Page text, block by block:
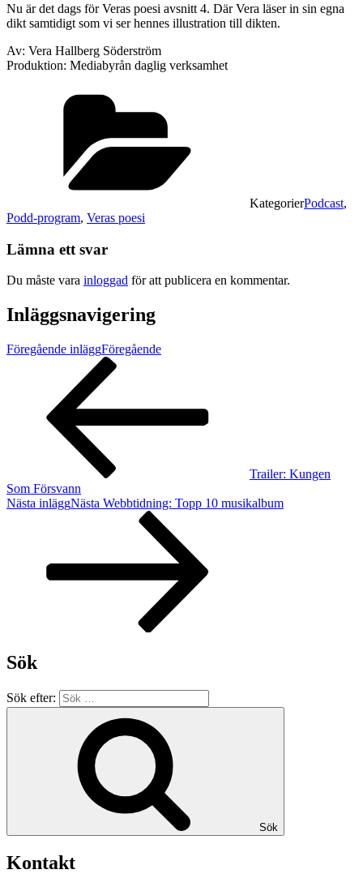
Nu är det dags för Veras poesi avsnitt 4. Där Vera läser in sin egna
dikt samtidigt som vi ser hennes illustration till dikten.
Av: Vera Hallberg Söderström
Produktion: Mediabyrån daglig verksamhet
KategorierPodcast,
Podd-program, Veras poesi
Lämna ett svar
Du måste vara inloggad för att publicera en kommentar.
Inläggsnavigering
Föregående inläggFöregående
Trailer: Kungen
Som Försvann
Nästa inläggNästa Webbtidning: Topp 10 musikalbum
Sök
Sök efter:
Sök
Kontakt